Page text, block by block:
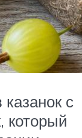
с
который